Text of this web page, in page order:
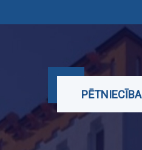
PĒTNIECĪBA